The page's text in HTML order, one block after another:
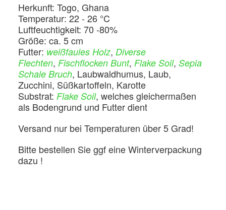
Herkunft: Togo, Ghana
Temperatur: 22 - 26 °C
Luftfeuchtigkeit: 70 -80%
Größe: ca. 5 cm
Futter: weißfaules Holz, Diverse
Flechten, Fischflocken Bunt, Flake Soil, Sepia
Schale Bruch, Laubwaldhumus, Laub,
Zucchini, Süßkartoffeln, Karotte
Substrat: Flake Soil, welches gleichermaßen
als Bodengrund und Futter dient
Versand nur bei Temperaturen über 5 Grad!
Bitte bestellen Sie ggf eine Winterverpackung
dazu !